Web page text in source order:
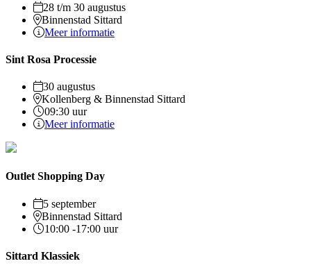
28 t/m 30 augustus
Binnenstad Sittard
Meer informatie
Sint Rosa Processie
30 augustus
Kollenberg & Binnenstad Sittard
09:30 uur
Meer informatie
Outlet Shopping Day
5 september
Binnenstad Sittard
10:00 -17:00 uur
Sittard Klassiek